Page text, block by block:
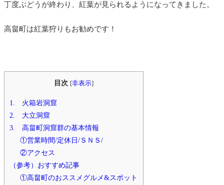
丁度ぶどうが終わり、紅葉が見られるようになってきました。
高畠町は紅葉狩りもお勧めです！
目次 [非表示]
1. 火箱岩洞窟
2. 大立洞窟
3. 高畠町洞窟群の基本情報
①営業時間/定休日/ＳＮＳ/
②アクセス
（参考）おすすめ記事
①高畠町のおススメグルメ&スポット